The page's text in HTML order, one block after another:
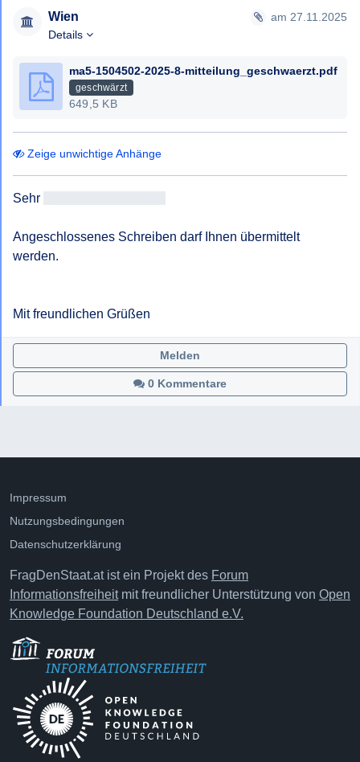
Wien
am 27.11.2025
Details
ma5-1504502-2025-8-mitteilung_geschwaerzt.pdf
geschwärzt
649,5 KB
Zeige unwichtige Anhänge
Sehr
Angeschlossenes Schreiben darf Ihnen übermittelt
werden.
Mit freundlichen Grüßen
0 Kommentare
Melden
Impressum
Nutzungsbedingungen
Datenschutzerklärung
FragDenStaat.at ist ein Projekt des Forum
Informationsfreiheitmit freundlicher Unterstützung von Open
Knowledge Foundation Deutschland e.V.